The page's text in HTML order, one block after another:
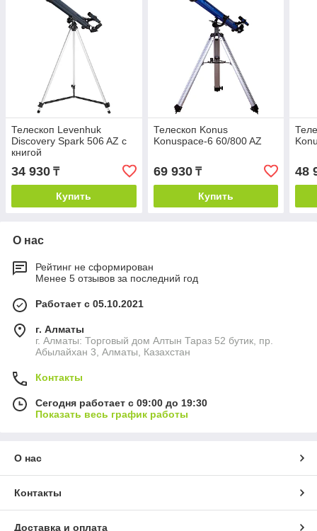
Телескоп Levenhuk
Discovery Spark 506 AZ с
книгой
34 930 ₸
Купить
Телескоп Konus
Konuspace-6 60/800 AZ
69 930₸
Купить
48
О нас
Рейтинг не сформирован
Менее 5 отзывов за последний год
Работает с 05.10.2021
г. Алматы
г. Алматы: Торговый дом Алтын Тараз 52 бутик, пр.
Абылайхан 3, Алматы, Казахстан
Контакты
Сегодня работает с 09:00 до 19:30
Показать весь график работы
О нас
Контакты
Доставка и оплата